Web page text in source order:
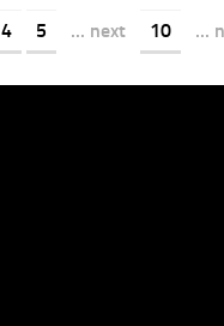
4 5 ... next 10 ...